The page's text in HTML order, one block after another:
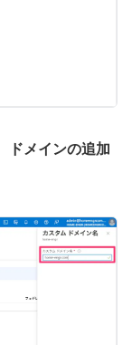
ドメインの追加